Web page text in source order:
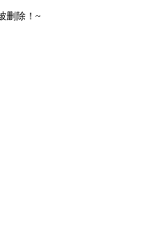
删除！~